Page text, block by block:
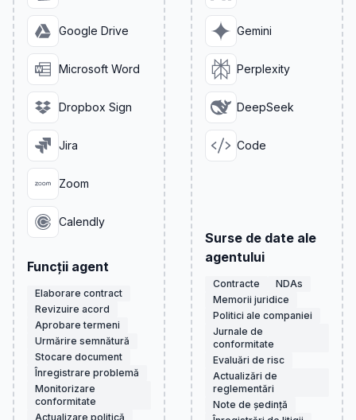
Google Drive
Microsoft Word
Dropbox Sign
Jira
Zoom
Calendly
Funcții agent
Elaborare contract
Revizuire acord
Aprobare termeni
Urmărire semnătură
Stocare document
Înregistrare problemă
Monitorizare
conformitate
Actualizare politică
Gemini
Perplexity
DeepSeek
Code
Surse de date ale
agentului
Contracte
NDAs
Memorii juridice
Politici ale companiei
Jurnale de
conformitate
Evaluări de risc
Actualizări de
reglementări
Note de ședință